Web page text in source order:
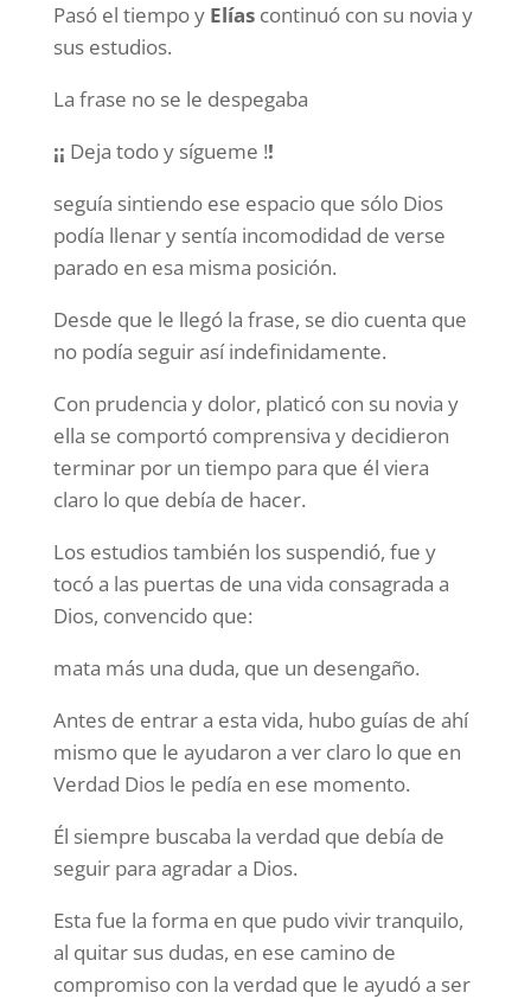
Pasó el tiempo y Elías continuó con su novia y
sus estudios.
La frase no se le despegaba
¡¡ Deja todo y sígueme !!
seguía sintiendo ese espacio que sólo Dios
podía llenar y sentía incomodidad de verse
parado en esa misma posición.
Desde que le llegó la frase, se dio cuenta que
no podía seguir así indefinidamente.
Con prudencia y dolor, platicó con su novia y
ella se comportó comprensiva y decidieron
terminar por un tiempo para que él viera
claro lo que debía de hacer.
Los estudios también los suspendió, fue y
tocó a las puertas de una vida consagrada a
Dios, convencido que:
mata más una duda, que un desengaño.
Antes de entrar a esta vida, hubo guías de ahí
mismo que le ayudaron a ver claro lo que en
Verdad Dios le pedía en ese momento.
Él siempre buscaba la verdad que debía de
seguir para agradar a Dios.
Esta fue la forma en que pudo vivir tranquilo,
al quitar sus dudas, en ese camino de
compromiso con la verdad que le ayudó a ser